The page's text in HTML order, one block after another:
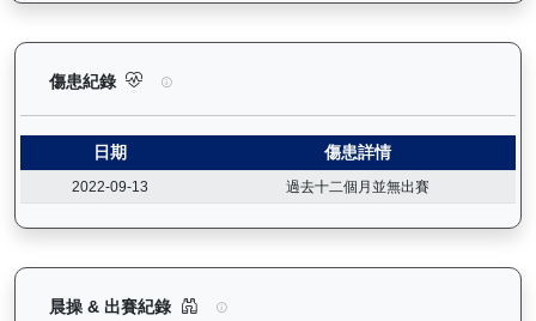
傷患紀錄 極速之星（G181）— 傷患紀錄：查看馬匹完
日期 傷患詳情
2022-09-13 過去十二個月並無出賽
晨操 & 出賽紀錄 極速之星（G181）— 晨操及出賽紀錄圖